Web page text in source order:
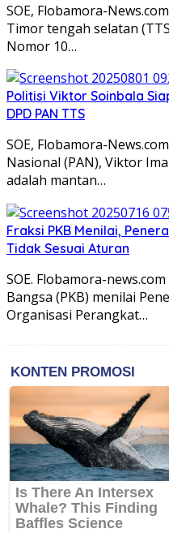
SOE, Flobamora-
Timor tengah selatan
Nomor 10…
Politisi Viktor Soinbala
DPD PAN TTS
SOE, Flobamora-
Nasional (PAN), Viktor
adalah mantan…
Fraksi PKB Menilai,
Tidak Sesuai Aturan
SOE. Flobamora-
Bangsa (PKB) menilai
Organisasi Perangkat…